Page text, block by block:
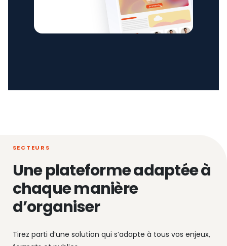
SECTEURS
Une plateforme adaptée à
chaque manière
d’organiser
Tirez parti d’une solution qui s’adapte à tous vos enjeux,